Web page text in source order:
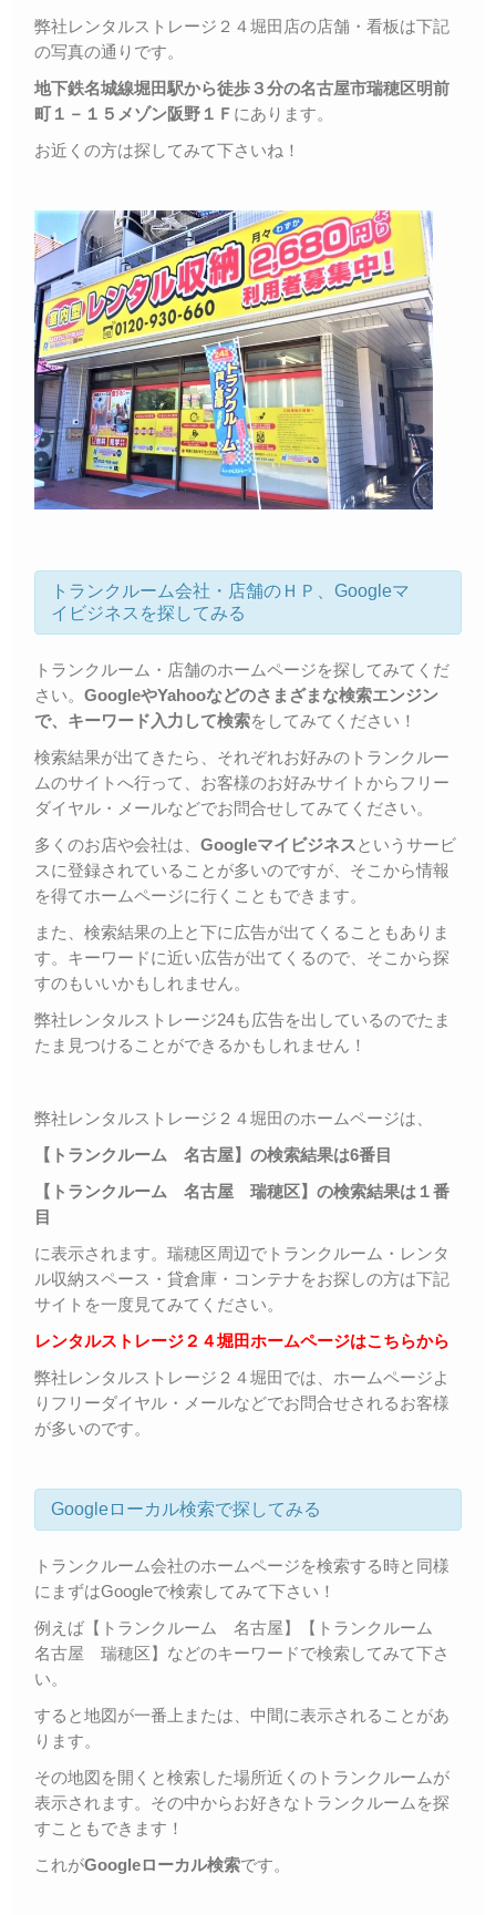
弊社レンタルストレージ２４堀田店の店舗・看板は下記
の写真の通りです。
地下鉄名城線堀田駅から徒歩３分の名古屋市瑞穂区明前
町１－１５メゾン阪野１Ｆ にあります。
お近くの方は探してみて下さいね！
トランクルーム会社・店舗のＨＰ、Googleマ
イビジネスを探してみる
トランクルーム・店舗のホームページを探してみてくだ
さい。 GoogleやYahooなどのさまざまな検索エンジン
で、キーワード入力して検索をしてみてください！
検索結果が出てきたら、それぞれお好みのトランクルー
ムのサイトへ行って、お客様のお好みサイトからフリー
ダイヤル・メールなどでお問合せしてみてください。
多くのお店や会社は、 Googleマイビジネスというサービ
スに登録されていることが多いのですが、そこから情報
を得てホームページに行くこともできます。
また、検索結果の上と下に広告が出てくることもありま
す。キーワードに近い広告が出てくるので、そこから探
すのもいいかもしれません。
弊社レンタルストレージ24も広告を出しているのでたま
たま見つけることができるかもしれません！
弊社レンタルストレージ２４堀田のホームページは、
【トランクルーム 名古屋】の検索結果は6番目
【トランクルーム 名古屋 瑞穂区】の検索結果は１番
目
に表示されます。瑞穂区周辺でトランクルーム・レンタ
ル収納スペース・貸倉庫・コンテナをお探しの方は下記
サイトを一度見てみてください。
レンタルストレージ２４堀田ホームページはこちらから
弊社レンタルストレージ２４堀田では、ホームページよ
りフリーダイヤル・メールなどでお問合せされるお客様
が多いのです。
Googleローカル検索で探してみる
トランクルーム会社のホームページを検索する時と同様
にまずはGoogleで検索してみて下さい！
例えば【トランクルーム 名古屋】【トランクルーム
名古屋 瑞穂区】などのキーワードで検索してみて下さ
い。
すると地図が一番上または、中間に表示されることがあ
ります。
その地図を開くと検索した場所近くのトランクルームが
表示されます。その中からお好きなトランクルームを探
すこともできます！
これがGoogleローカル検索です。